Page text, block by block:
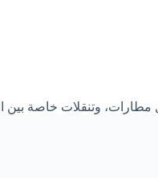
مطارات، وتنقلات خاصة بين